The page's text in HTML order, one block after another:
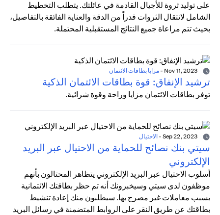
على توليد ثروة للأجيال القادمة في عائلتك. يتطلب التخطيط
الشامل لانتقال الثروات قدراً من الدقة والعناية الفائقة بالتفاصيل،
بحيث تتم مراعاة جميع النتائج المستقبلية المحتملة.
- مزايا بطاقات الائتمان
ترشيد الإنفاق: قوة بطاقات الائتمان الذكية
توفر بطاقات الائتمان مزايا وراحة وقوة شرائية.
- الاحتيال
سيتي بنك نصائح للحماية من الاحتيال عبر البريد
الإلكتروني
أسلوب الاحتيال عبر البريد الإلكتروني يتظاهر المحتالون بأنهم
موظفون لدى سيتي وسيخبرونك أنه تم حظر بطاقتك الائتمانية
بسبب معاملات غير مصرح بها. سيطلبون منك إعادة تنشيط
بطاقتك عن طريق النقر على الروابط المتضمنة في رسائل البريد